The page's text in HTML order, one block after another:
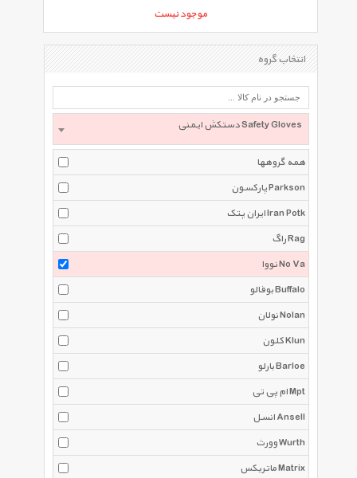
موجود نیست
انتخاب گروه
دستکش ایمنی Safety Gloves
همه گروهها
پارکسون Parkson
ایران پتک Iran Potk
راگ Rag
نووا No Va
بوفالو Buffalo
نولان Nolan
کلون Klun
بارلو Barloe
ام پی تی Mpt
انسل Ansell
وورث Wurth
ماتریکس Matrix